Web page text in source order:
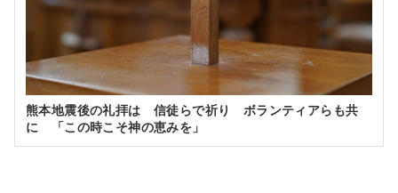
熊本地震後の礼拝は 信徒らで祈り ボランティアらも共
に 「この時こそ神の恵みを」